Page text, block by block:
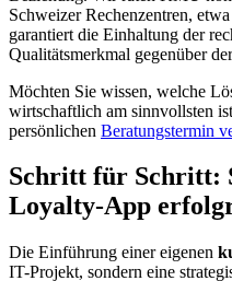
Schweizer Rechenzentren,
garantiert die Einhaltung der
Qualitätsmerkmal gegenüber
Möchten Sie wissen, welche
wirtschaftlich am sinnvollsten
persönlichen Beratungstermin
Schritt für Schritt:
Loyalty-App
Die Einführung einer eigenen
IT-Projekt, sondern eine